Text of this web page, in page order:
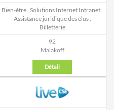
Bien-être, Solutions Internet Intranet,
Assistance juridique des élus,
Billetterie
92
Malakoff
Détail